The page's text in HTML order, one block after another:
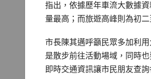
指出，依據歷年車流大數據
量最高；而旅遊高峰則為初
市長陳其邁呼籲民眾多加利
是散步前往活動場域，同時
即時交通資訊讓市民朋友查